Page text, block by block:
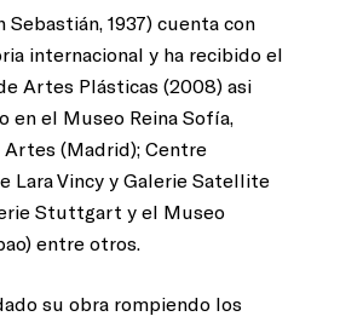
Sebastián, 1937) cuenta con
internacional y ha recibido el
Artes Plásticas (2008) asi
en el Museo Reina Sofía,
(Madrid); Centre
Lara Vincy y Galerie Satellite
Stuttgart y el Museo
entre otros.
su obra rompiendo los